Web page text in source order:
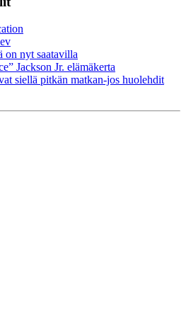
on nyt saatavilla
Jackson Jr. elämäkerta
siellä pitkän matkan-jos huolehdit